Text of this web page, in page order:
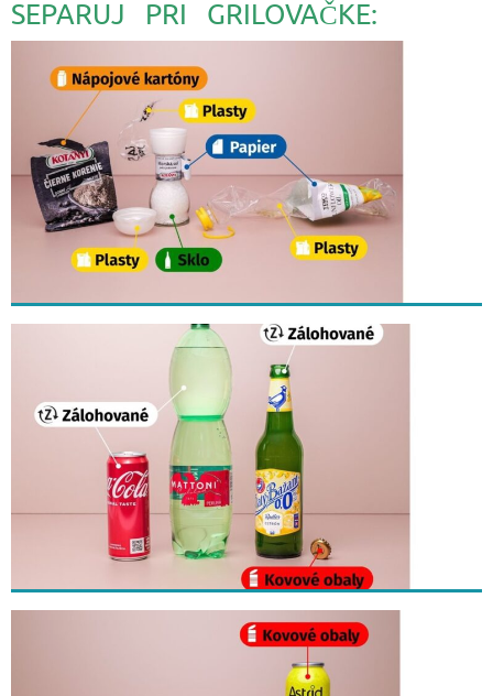
SEPARUJ PRI GRILOVAČKE: